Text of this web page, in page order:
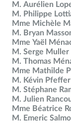
M. Aurélien
M. Philippe
Mme Michèle
M. Bryan
Mme Yaël
M. Serge Muller
M. Thomas
Mme Mathilde
M. Kévin Pfeffer
M. Stéphane
M. Julien
Mme Béatrice
M. Emeric